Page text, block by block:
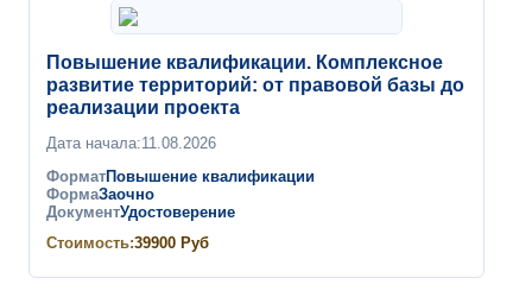
Повышение квалификации. Комплексное
развитие территорий: от правовой базы до
реализации проекта
Дата начала:11.08.2026
ФорматПовышение квалификации
ФормаЗаочно
ДокументУдостоверение
Стоимость:39900 Руб